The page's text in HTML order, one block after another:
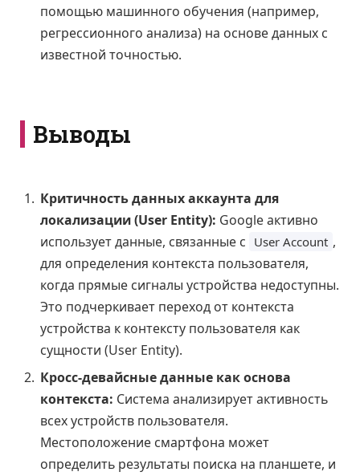
помощью машинного обучения (например,
регрессионного анализа) на основе данных с
известной точностью.
Выводы
Критичность данных аккаунта для
локализации (User Entity): Google активно
использует данные, связанные с User Account ,
для определения контекста пользователя,
когда прямые сигналы устройства недоступны.
Это подчеркивает переход от контекста
устройства к контексту пользователя как
сущности (User Entity).
Кросс-девайсные данные как основа
контекста: Система анализирует активность
всех устройств пользователя.
Местоположение смартфона может
определить результаты поиска на планшете, и